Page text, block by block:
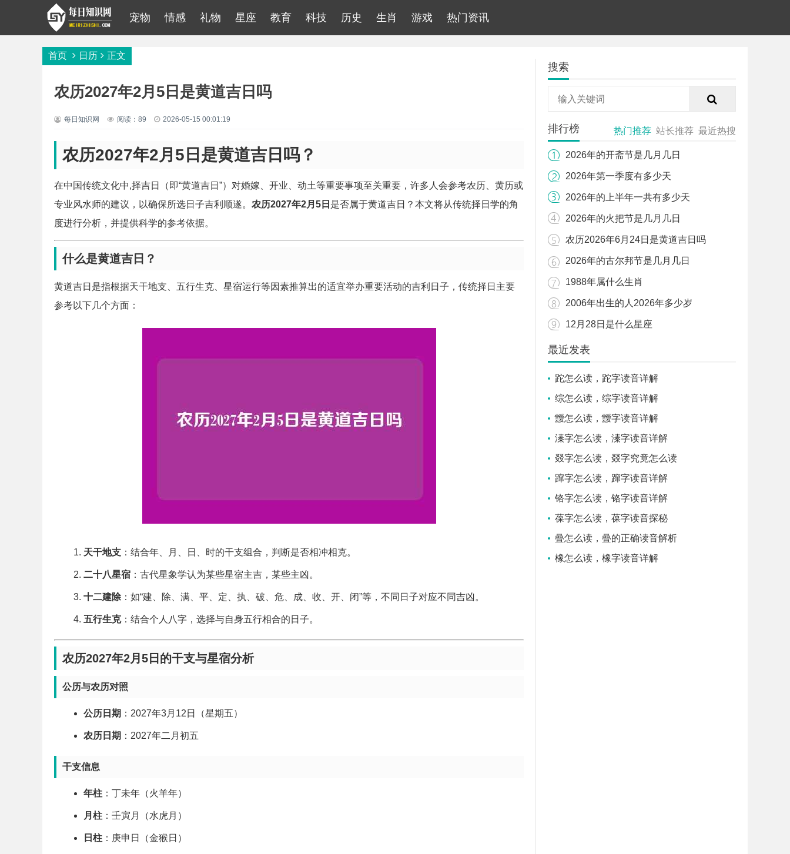
宠物 情感 礼物 星座 教育 科技 历史 生肖 游戏 热门资讯
首页 日历 正文
农历2027年2月5日是黄道吉日吗
每日知识网 阅读：89 2026-05-15 00:01:19
农历2027年2月5日是黄道吉日吗？
在中国传统文化中,择吉日（即“黄道吉日”）对婚嫁、开业、动土等重要事项至关重要，许多人会参考农历、黄历或
专业风水师的建议，以确保所选日子吉利顺遂。 农历2027年2月5日 是否属于黄道吉日？本文将从传统择日学的角
度进行分析，并提供科学的参考依据。
什么是黄道吉日？
黄道吉日是指根据天干地支、五行生克、星宿运行等因素推算出的适宜举办重要活动的吉利日子，传统择日主要
参考以下几个方面：
天干地支 ：结合年、月、日、时的干支组合，判断是否相冲相克。
二十八星宿 ：古代星象学认为某些星宿主吉，某些主凶。
十二建除：如“建、除、满、平、定、执、破、危、成、收、开、闭”等，不同日子对应不同吉凶。
五行生克：结合个人八字，选择与自身五行相合的日子。
农历2027年2月5日的干支与星宿分析
公历与农历对照
公历日期 ：2027年3月12日（星期五）
农历日期 ：2027年二月初五
干支信息
年柱 ：丁未年（火羊年）
月柱 ：壬寅月（水虎月）
日柱 ：庚申日（金猴日）
搜索
排行榜 热门推荐 站长推荐 最近热搜
2026年的开斋节是几月几日
2026年第一季度有多少天
2026年的上半年一共有多少天
2026年的火把节是几月几日
农历2026年6月24日是黄道吉日吗
2026年的古尔邦节是几月几日
1988年属什么生肖
2006年出生的人2026年多少岁
12月28日是什么星座
最近发表
跎怎么读，跎字读音详解
综怎么读，综字读音详解
靉怎么读，靉字读音详解
溱字怎么读，溱字读音详解
叕字怎么读，叕字究竟怎么读
蹿字怎么读，蹿字读音详解
铬字怎么读，铬字读音详解
葆字怎么读，葆字读音探秘
曡怎么读，曡的正确读音解析
橡怎么读，橡字读音详解